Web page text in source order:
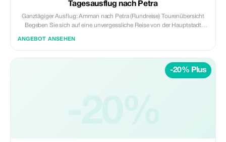
Tagesausflug nach Petra
Ganztägiger Ausflug: Amman nach Petra (Rundreise) Tourenübersicht
Begeben Sie sich auf eine unvergessliche Reise von der Hauptstadt
ANGEBOT ANSEHEN
-20% Plus